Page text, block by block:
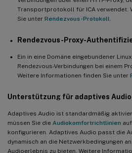
Transportprotokoll für ICA verwendet.
Sie unter Rendezvous-Protokoll
Rendezvous-Proxy-
Ein in eine Domäne eingebundener
Rendezvous-Verbindungen bei einem
Weitere Informationen finden Sie unter
Unterstützung für adaptives Audio
Adaptives Audio ist standardmäßig
müssen Sie die Audiokomfortrichtlinien
konfigurieren. Adaptives Audio passt die
dynamisch an die Netzwerkbedingungen
Audioerlebnis zu bieten. Weitere